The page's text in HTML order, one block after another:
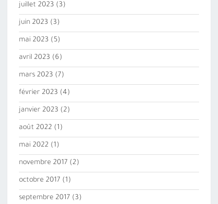
juillet 2023 (3)
juin 2023 (3)
mai 2023 (5)
avril 2023 (6)
mars 2023 (7)
février 2023 (4)
janvier 2023 (2)
août 2022 (1)
mai 2022 (1)
novembre 2017 (2)
octobre 2017 (1)
septembre 2017 (3)